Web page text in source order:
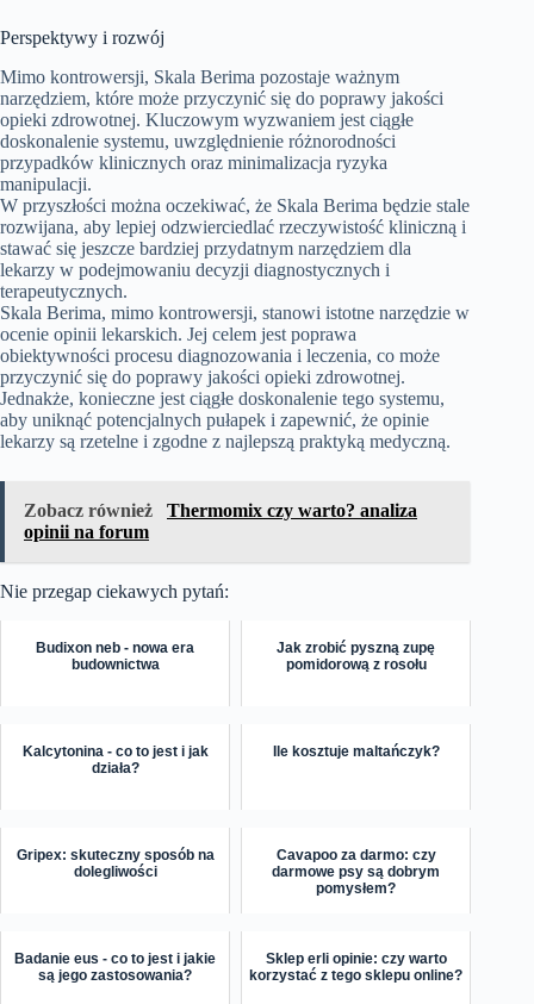
Perspektywy i rozwój
Mimo kontrowersji, Skala Berima pozostaje ważnym
narzędziem, które może przyczynić się do poprawy jakości
opieki zdrowotnej. Kluczowym wyzwaniem jest ciągłe
doskonalenie systemu, uwzględnienie różnorodności
przypadków klinicznych oraz minimalizacja ryzyka
manipulacji.
W przyszłości można oczekiwać, że Skala Berima będzie stale
rozwijana, aby lepiej odzwierciedlać rzeczywistość kliniczną i
stawać się jeszcze bardziej przydatnym narzędziem dla
lekarzy w podejmowaniu decyzji diagnostycznych i
terapeutycznych.
Skala Berima, mimo kontrowersji, stanowi istotne narzędzie w
ocenie opinii lekarskich. Jej celem jest poprawa
obiektywności procesu diagnozowania i leczenia, co może
przyczynić się do poprawy jakości opieki zdrowotnej.
Jednakże, konieczne jest ciągłe doskonalenie tego systemu,
aby uniknąć potencjalnych pułapek i zapewnić, że opinie
lekarzy są rzetelne i zgodne z najlepszą praktyką medyczną.
Zobacz również
Thermomix czy warto? analiza
opinii na forum
Nie przegap ciekawych pytań:
Budixon neb - nowa era
budownictwa
Jak zrobić pyszną zupę
pomidorową z rosołu
Kalcytonina - co to jest i jak
działa?
Ile kosztuje maltańczyk?
Gripex: skuteczny sposób na
dolegliwości
Cavapoo za darmo: czy
darmowe psy są dobrym
pomysłem?
Badanie eus - co to jest i jakie
są jego zastosowania?
Sklep erli opinie: czy warto
korzystać z tego sklepu online?